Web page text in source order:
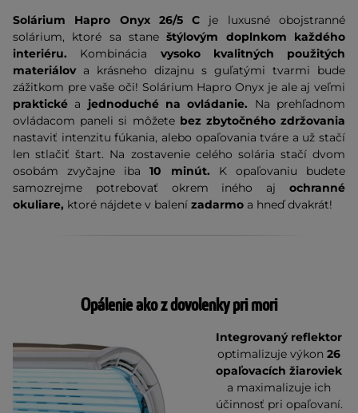
Solárium Hapro Onyx 26/5 C je luxusné obojstranné
solárium, ktoré sa staneštýlovým doplnkom každého
interiéru. Kombinácia vysoko kvalitných použitých
materiálova krásneho dizajnu s guľatými tvarmi bude
zážitkom pre vaše oči! Solárium Hapro Onyx je ale aj veľmi
praktické a jednoduché na ovládanie. Na prehľadnom
ovládacom paneli si môžete bez zbytočného zdržovania
nastaviť intenzitu fúkania, alebo opaľovania tváre a už stačí
len stlačiť štart. Na zostavenie celého solária stačí dvom
osobám zvyčajne iba10 minút. K opaľovaniu budete
samozrejme potrebovať okrem iného aj ochranné
okuliare, ktoré nájdete v balení zadarmo a hneď dvakrát!
Opálenie ako z dovolenky pri mori
Integrovaný reflektor
optimalizuje výkon 26
opaľovacích žiaroviek
a maximalizuje ich
účinnosť pri opaľovaní.